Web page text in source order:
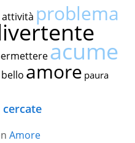
attività problema
acume
bello amore paura
cercate
Amore